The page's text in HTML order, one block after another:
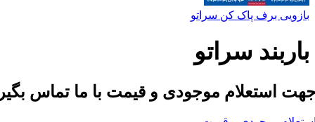
بازویی برف پاک کن سراتو
باربند سراتو
استعلام موجودی و قیمت با ما تماس